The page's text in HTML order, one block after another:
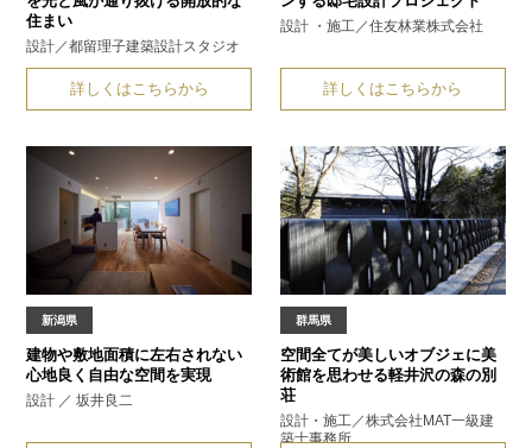
住まい
設計／都留理子建築設計スタジオ
詳しくはこちらから
設計 ・施工／住友林業株式会社
詳しくはこちらから
新潟県
建物や敷地面積に左右されない
心地良く自由な空間を実現
設計 ／ 坂井良二
群馬県
空間全てが美しいオブジェに美
術館を思わせる軽井沢の森の別
荘
設計・施工／株式会社MAT一級建
築士事務所